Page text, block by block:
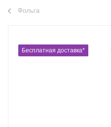
Фольга
Бесплатная доставка*